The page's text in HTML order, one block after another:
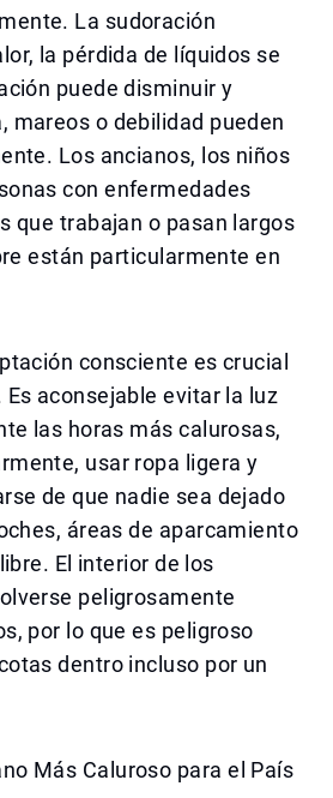
La sudoración
la pérdida de líquidos se
puede disminuir y
mareos o debilidad pueden
Los ancianos, los niños
con enfermedades
que trabajan o pasan largos
están particularmente en
consciente es crucial
aconsejable evitar la luz
las horas más calurosas,
usar ropa ligera y
de que nadie sea dejado
áreas de aparcamiento
El interior de los
peligrosamente
por lo que es peligroso
dentro incluso por un
Más Caluroso para el País